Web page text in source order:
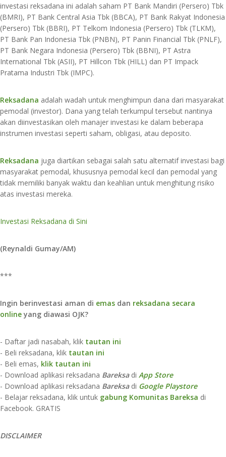
investasi reksadana ini adalah saham PT Bank Mandiri (Persero) Tbk
(BMRI), PT Bank Central Asia Tbk (BBCA), PT Bank Rakyat Indonesia
(Persero) Tbk (BBRI), PT Telkom Indonesia (Persero) Tbk (TLKM),
PT Bank Pan Indonesia Tbk (PNBN), PT Panin Financial Tbk (PNLF),
PT Bank Negara Indonesia (Persero) Tbk (BBNI), PT Astra
International Tbk (ASII), PT Hillcon Tbk (HILL) dan PT Impack
Pratama Industri Tbk (IMPC).
Reksadana adalah wadah untuk menghimpun dana dari masyarakat
pemodal (investor). Dana yang telah terkumpul tersebut nantinya
akan diinvestasikan oleh manajer investasi ke dalam beberapa
instrumen investasi seperti saham, obligasi, atau deposito.
Reksadana juga diartikan sebagai salah satu alternatif investasi bagi
masyarakat pemodal, khususnya pemodal kecil dan pemodal yang
tidak memiliki banyak waktu dan keahlian untuk menghitung risiko
atas investasi mereka.
Investasi Reksadana di Sini
(Reynaldi Gumay/AM)
***
Ingin berinvestasi aman di emas dan reksadana secara
online yang diawasi OJK?
- Daftar jadi nasabah, klik tautan ini
- Beli reksadana, klik tautan ini
- Beli emas, klik tautan ini
- Download aplikasi reksadana Bareksadi App Store​
- Download aplikasi reksadana Bareksadi Google Playstore
- Belajar reksadana, klik untuk gabung Komunitas Bareksa di
Facebook. GRATIS
DISCLAIMER